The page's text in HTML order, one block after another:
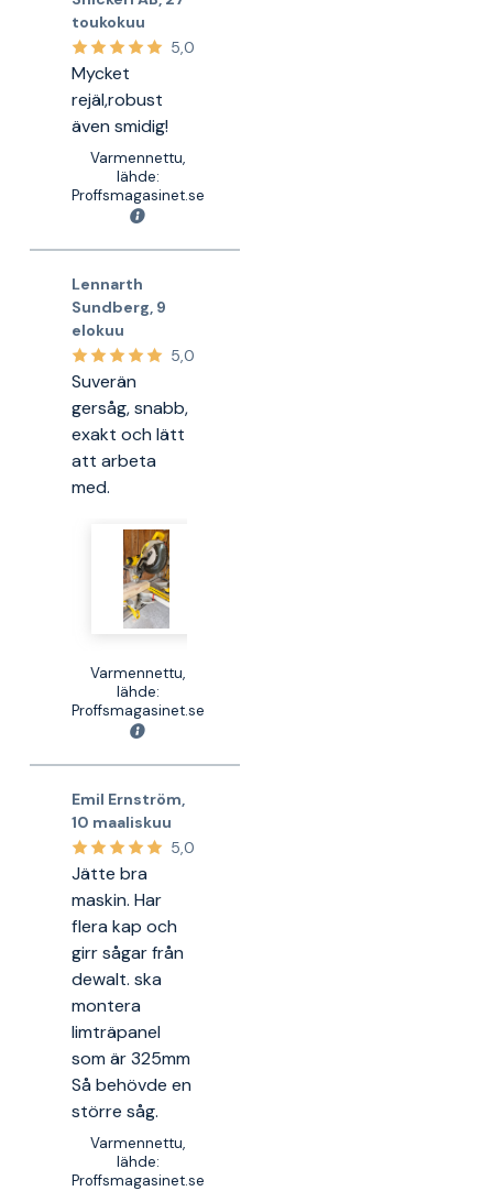
toukokuu
5,0
Mycket
rejäl,robust
även smidig!
Varmennettu,
lähde:
Proffsmagasinet.se
Lennarth
Sundberg 9
elokuu
5,0
Suverän
gersåg, snabb,
exakt och lätt
att arbeta
med.
Varmennettu,
lähde:
Proffsmagasinet.se
Emil Ernström
10 maaliskuu
5,0
Jätte bra
maskin. Har
flera kap och
girr sågar från
dewalt. ska
montera
limträpanel
som är 325mm
Så behövde en
större såg.
Varmennettu,
lähde:
Proffsmagasinet.se